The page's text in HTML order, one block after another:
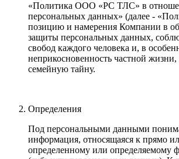
«Политика ООО «PC ТЛС» в
персональных данных» (далее -
позицию и намерения Компании в
защиты персональных данных,
свобод каждого человека и, в
неприкосновенность частной
семейную тайну.
Определения
Под персональными данными
информация, относящаяся к прямо
определенному или определяемому